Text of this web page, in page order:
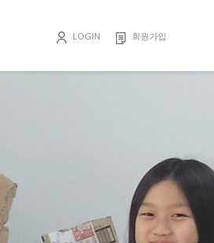
LOGIN 회원가입